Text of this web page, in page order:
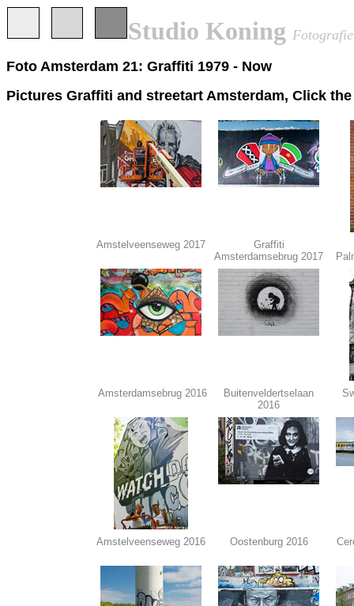
Studio Koning Fotografie
Foto Amsterdam 21: Graffiti 1979 - Now
Pictures Graffiti and streetart Amsterdam, Click
Amstelveenseweg 2017
Graffiti
Amsterdamsebrug 2017
Amsterdamsebrug 2016
Buitenveldertselaan
2016
Amstelveenseweg 2016 Oostenburg 2016